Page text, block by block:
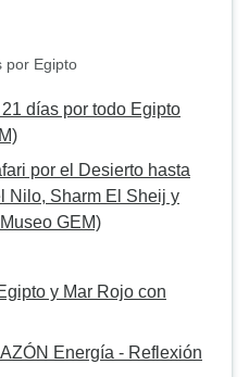
por Egipto
días por todo Egipto
por el Desierto hasta
Nilo, Sharm El Sheij y
GEM)
y Mar Rojo con
Energía - Reflexión